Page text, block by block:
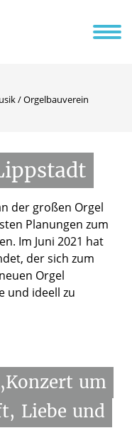
/Orgelbauverein
der großen Orgel
Planungen zum
Im Juni 2021 hat
der sich zum
Orgel
und ideell zu
um
Liebe und